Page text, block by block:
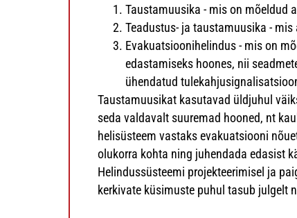
Taustamuusika - mis on mõeldud
Teadustus- ja taustamuusika -
Evakuatsioonihelindus - mis on
edastamiseks hoones, nii
ühendatud
Taustamuusikat kasutavad üldjuhul
seda valdavalt suuremad hooned, nt
helisüsteem vastaks evakuatsiooni
olukorra kohta ning juhendada edasist
Helindussüsteemi projekteerimisel ja
kerkivate küsimuste puhul tasub julgelt